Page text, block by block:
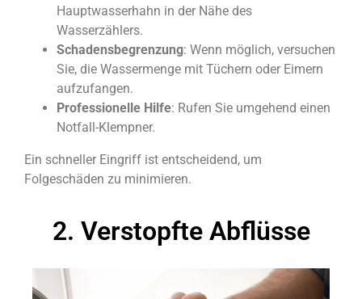
Hauptwasserhahn in der Nähe des
Wasserzählers.
Schadensbegrenzung: Wenn möglich, versuchen
Sie, die Wassermenge mit Tüchern oder Eimern
aufzufangen.
Professionelle Hilfe: Rufen Sie umgehend einen
Notfall-Klempner.
Ein schneller Eingriff ist entscheidend, um
Folgeschäden zu minimieren.
2. Verstopfte Abflüsse